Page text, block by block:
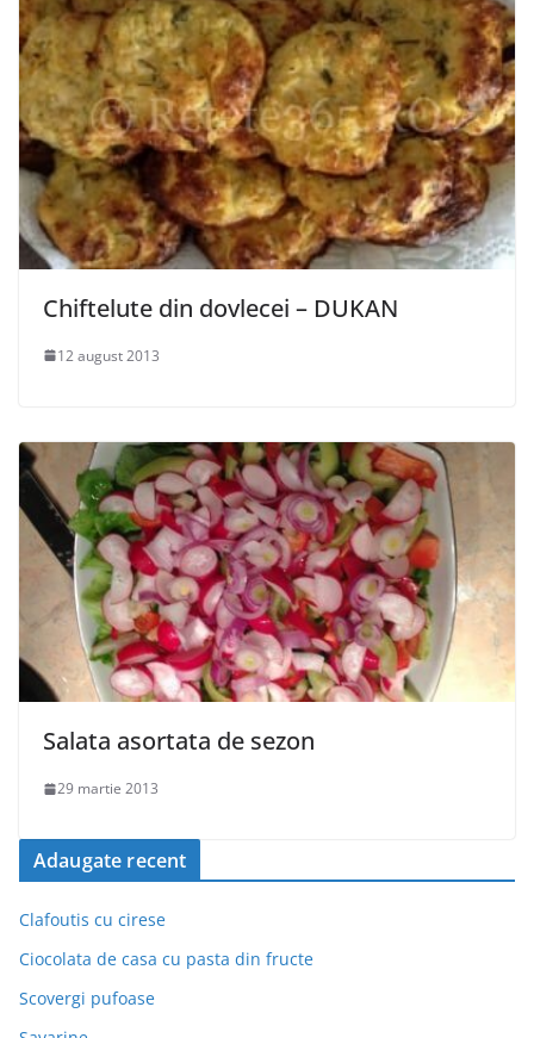
Chiftelute din dovlecei – DUKAN
12 august 2013
Salata asortata de sezon
29 martie 2013
Adaugate recent
Clafoutis cu cirese
Ciocolata de casa cu pasta din fructe
Scovergi pufoase